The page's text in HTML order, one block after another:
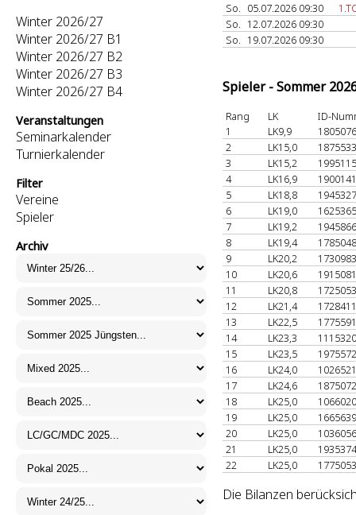
Winter 2026/27
Winter 2026/27 B1
Winter 2026/27 B2
Winter 2026/27 B3
Winter 2026/27 B4
Veranstaltungen
Seminarkalender
Turnierkalender
Filter
Vereine
Spieler
Archiv
So. 05.07.2026 09:30
So. 12.07.2026 09:30
So. 19.07.2026 09:30
Spieler - Sommer
Rang LK
ID-
1
LK9,9
2
LK15,0
3
LK15,2
4
LK16,9
5
LK18,8
6
LK19,0
7
LK19,2
8
LK19,4
9
LK20,2
10
LK20,6
11
LK20,8
12
LK21,4
13
LK22,5
14
LK23,3
15
LK23,5
16
LK24,0
17
LK24,6
18
LK25,0
19
LK25,0
20
LK25,0
21
LK25,0
22
LK25,0
Die Bilanzen